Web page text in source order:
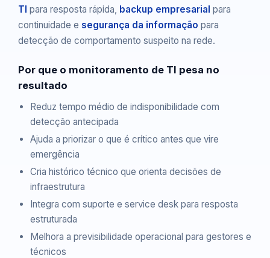
TI para resposta rápida, backup empresarial para
continuidade e segurança da informação para
detecção de comportamento suspeito na rede.
Por que o monitoramento de TI pesa no
resultado
Reduz tempo médio de indisponibilidade com
detecção antecipada
Ajuda a priorizar o que é crítico antes que vire
emergência
Cria histórico técnico que orienta decisões de
infraestrutura
Integra com suporte e service desk para resposta
estruturada
Melhora a previsibilidade operacional para gestores e
técnicos